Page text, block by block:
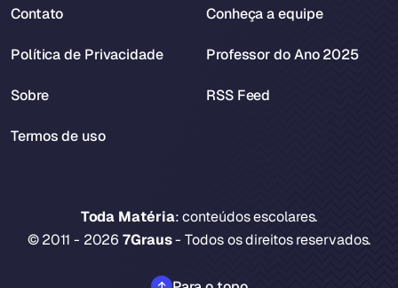
Toda Matéria: conteúdos escolares.
© 2011 - 20267Graus- Todos os direitos reservados.
Contato
Política de Privacidade
Sobre
Termos de uso
Conheça a equipe
Professor do Ano 2025
RSS Feed